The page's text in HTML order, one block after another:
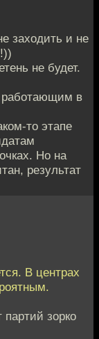
заходить и не
не будет.
в
то этапе
Но на
результат
В центрах
зорко